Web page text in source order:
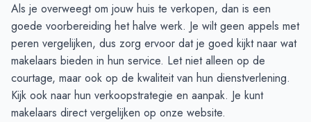
Als je overweegt om jouw huis te verkopen, dan is een
goede voorbereiding het halve werk. Je wilt geen appels met
peren vergelijken, dus zorg ervoor dat je goed kijkt naar wat
makelaars bieden in hun service. Let niet alleen op de
courtage, maar ook op de kwaliteit van hun dienstverlening.
Kijk ook naar hun verkoopstrategie en aanpak. Je kunt
makelaars directvergelijken op onze website.